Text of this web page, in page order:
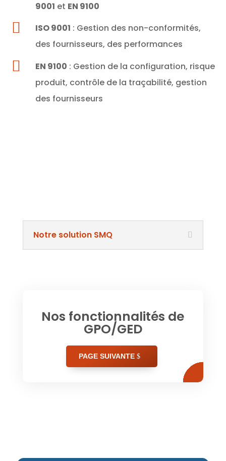
9001 et EN 9100
 ISO 9001 : Gestion des non-conformités,
des fournisseurs, des performances
 EN 9100 : Gestion de la configuration, risque
produit, contrôle de la traçabilité, gestion
des fournisseurs
Notre solution SMQ
Nos fonctionnalités de
GPO/GED
PAGE SUIVANTE